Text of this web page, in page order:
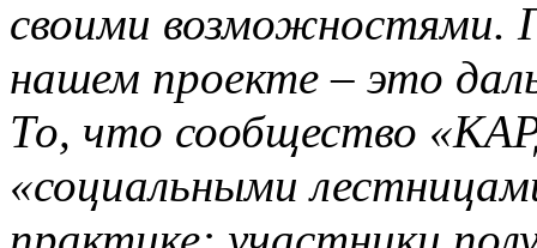
своими возможностями.
нашем проекте – это
То, что сообщество
«социальными